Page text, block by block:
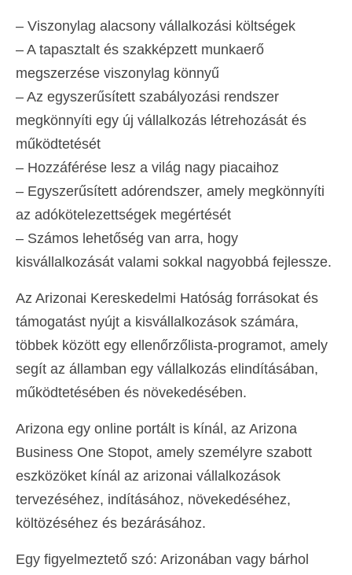
– Viszonylag alacsony vállalkozási költségek
– A tapasztalt és szakképzett munkaerő
megszerzése viszonylag könnyű
– Az egyszerűsített szabályozási rendszer
megkönnyíti egy új vállalkozás létrehozását és
működtetését
– Hozzáférése lesz a világ nagy piacaihoz
– Egyszerűsített adórendszer, amely megkönnyíti
az adókötelezettségek megértését
– Számos lehetőség van arra, hogy
kisvállalkozását valami sokkal nagyobbá fejlessze.
Az Arizonai Kereskedelmi Hatóság forrásokat és
támogatást nyújt a kisvállalkozások számára,
többek között egy ellenőrzőlista-programot, amely
segít az államban egy vállalkozás elindításában,
működtetésében és növekedésében.
Arizona egy online portált is kínál, az Arizona
Business One Stopot, amely személyre szabott
eszközöket kínál az arizonai vállalkozások
tervezéséhez, indításához, növekedéséhez,
költözéséhez és bezárásához.
Egy figyelmeztető szó: Arizonában vagy bárhol